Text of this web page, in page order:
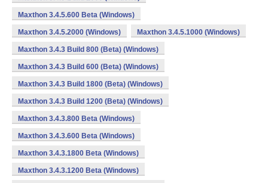
Maxthon 3.4.5.600 Beta (Windows)
Maxthon 3.4.5.2000 (Windows) Maxthon 3.4.5.1000 (Windows)
Maxthon 3.4.3 Build 800 (Beta) (Windows)
Maxthon 3.4.3 Build 600 (Beta) (Windows)
Maxthon 3.4.3 Build 1800 (Beta) (Windows)
Maxthon 3.4.3 Build 1200 (Beta) (Windows)
Maxthon 3.4.3.800 Beta (Windows)
Maxthon 3.4.3.600 Beta (Windows)
Maxthon 3.4.3.1800 Beta (Windows)
Maxthon 3.4.3.1200 Beta (Windows)